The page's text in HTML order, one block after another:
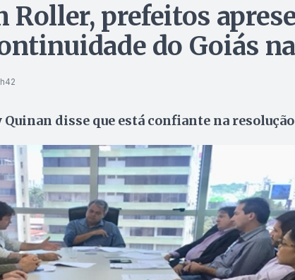
Roller, prefeitos
do Goiás
disse que está confiante na